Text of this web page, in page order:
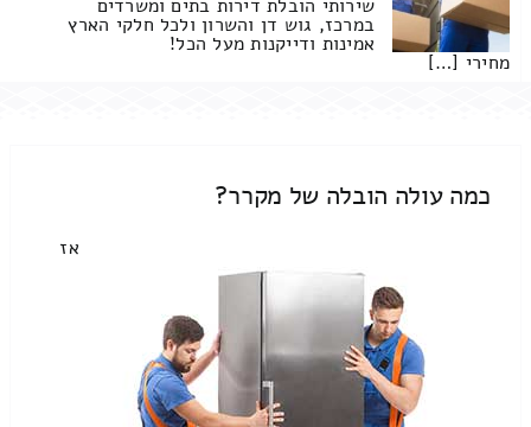
שירותי הובלת דירות בתים ומשרדים
במרכז, גוש דן והשרון ולכל חלקי הארץ
אמינות ודייקנות מעל הכל!
מחירי […]
כמה עולה הובלה של מקרר?
אז